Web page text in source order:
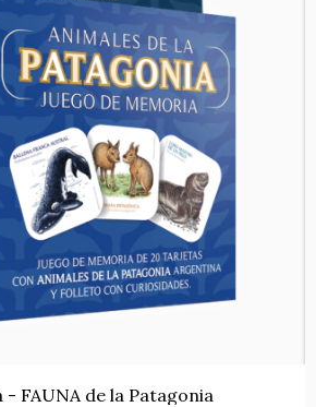
FAUNA de la Patagonia